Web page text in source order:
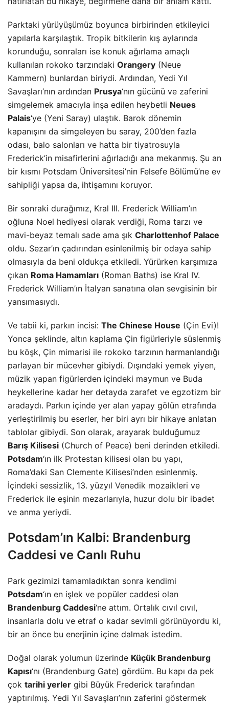
Parktaki yürüyüşümüz boyunca birbirinden etkileyici
yapılarla karşılaştık. Tropik bitkilerin kış aylarında
korunduğu, sonraları ise konuk ağırlama amaçlı
kullanılan rokoko tarzındaki Orangery (Neue
Kammern) bunlardan biriydi. Ardından, Yedi Yıl
Savaşları’nın ardından Prusya‘nın gücünü ve zaferini
simgelemek amacıyla inşa edilen heybetli Neues
Palais‘ye (Yeni Saray) ulaştık. Barok dönemin
kapanışını da simgeleyen bu saray, 200’den fazla
odası, balo salonları ve hatta bir tiyatrosuyla
Frederick’in misafirlerini ağırladığı ana mekanmış. Şu an
bir kısmı Potsdam Üniversitesi’nin Felsefe Bölümü’ne ev
sahipliği yapsa da, ihtişamını koruyor.
Bir sonraki durağımız, Kral III. Frederick William’ın
oğluna Noel hediyesi olarak verdiği, Roma tarzı ve
mavi-beyaz temalı sade ama şık Charlottenhof Palace
oldu. Sezar’ın çadırından esinlenilmiş bir odaya sahip
olmasıyla da beni oldukça etkiledi. Yürürken karşımıza
çıkan Roma Hamamları (Roman Baths) ise Kral IV.
Frederick William’ın İtalyan sanatına olan sevgisinin bir
yansımasıydı.
Ve tabii ki, parkın incisi: The Chinese House (Çin Evi)!
Yonca şeklinde, altın kaplama Çin figürleriyle süslenmiş
bu köşk, Çin mimarisi ile rokoko tarzının harmanlandığı
parlayan bir mücevher gibiydi. Dışındaki yemek yiyen,
müzik yapan figürlerden içindeki maymun ve Buda
heykellerine kadar her detayda zarafet ve egzotizm bir
aradaydı. Parkın içinde yer alan yapay gölün etrafında
yerleştirilmiş bu eserler, her biri ayrı bir hikaye anlatan
tablolar gibiydi. Son olarak, arayarak bulduğumuz
Barış Kilisesi (Church of Peace) beni derinden etkiledi.
Potsdam‘ın ilk Protestan kilisesi olan bu yapı,
Roma’daki San Clemente Kilisesi’nden esinlenmiş.
İçindeki sessizlik, 13. yüzyıl Venedik mozaikleri ve
Frederick ile eşinin mezarlarıyla, huzur dolu bir ibadet
ve anma yeriydi.
Potsdam’ın Kalbi: Brandenburg
Caddesi ve Canlı Ruhu
Park gezimizi tamamladıktan sonra kendimi
Potsdam‘ın en işlek ve popüler caddesi olan
Brandenburg Caddesi‘ne attım. Ortalık cıvıl cıvıl,
insanlarla dolu ve etraf o kadar sevimli görünüyordu ki,
bir an önce bu enerjinin içine dalmak istedim.
Doğal olarak yolumun üzerinde Küçük Brandenburg
Kapısı‘nı (Brandenburg Gate) gördüm. Bu kapı da pek
çok tarihi yerler gibi Büyük Frederick tarafından
yaptırılmış. Yedi Yıl Savaşları’nın zaferini göstermek